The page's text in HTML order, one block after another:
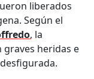
liberados
Según el
, la
heridas e